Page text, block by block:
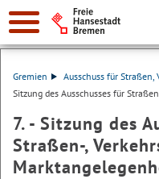
Suche:
Gremien
Ausschuss für
Sitzung des Ausschusses für
7. - Sitzung des
Straßen-,